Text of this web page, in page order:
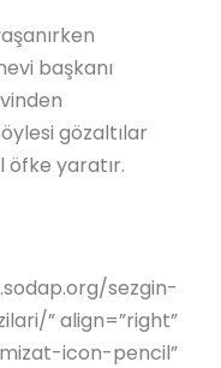
başkanı
gözaltılar
öfke yaratır.
sezgin-
” align=”right”
icon-pencil”